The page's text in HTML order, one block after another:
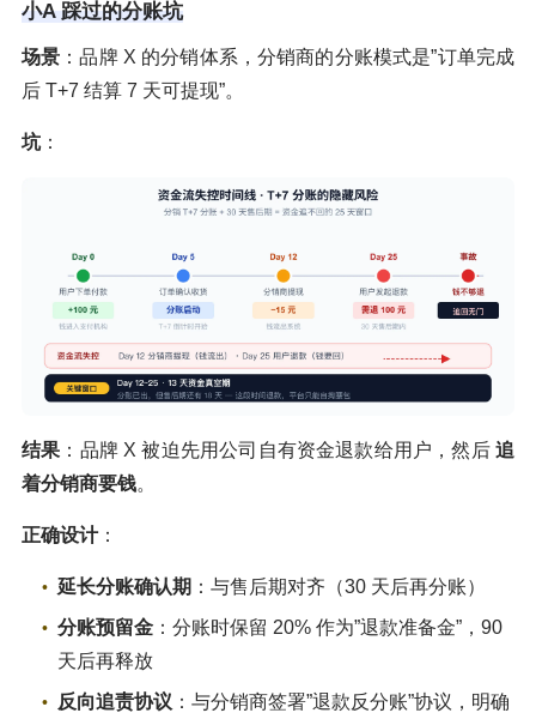
小A 踩过的分账坑
场景 ：品牌 X 的分销体系，分销商的分账模式是”订单完成
后 T+7 结算 7 天可提现”。
坑：
结果 ：品牌 X 被迫先用公司自有资金退款给用户，然后追
着分销商要钱。
正确设计：
延长分账确认期 ：与售后期对齐（30 天后再分账）
分账预留金 ：分账时保留 20% 作为”退款准备金”，90
天后再释放
反向追责协议 ：与分销商签署”退款反分账”协议，明确